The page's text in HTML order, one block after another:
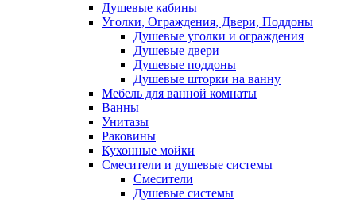
Душевые кабины
Уголки, Ограждения, Двери, Поддоны
Душевые уголки и ограждения
Душевые двери
Душевые поддоны
Душевые шторки на ванну
Мебель для ванной комнаты
Ванны
Унитазы
Раковины
Кухонные мойки
Смесители и душевые системы
Смесители
Душевые системы